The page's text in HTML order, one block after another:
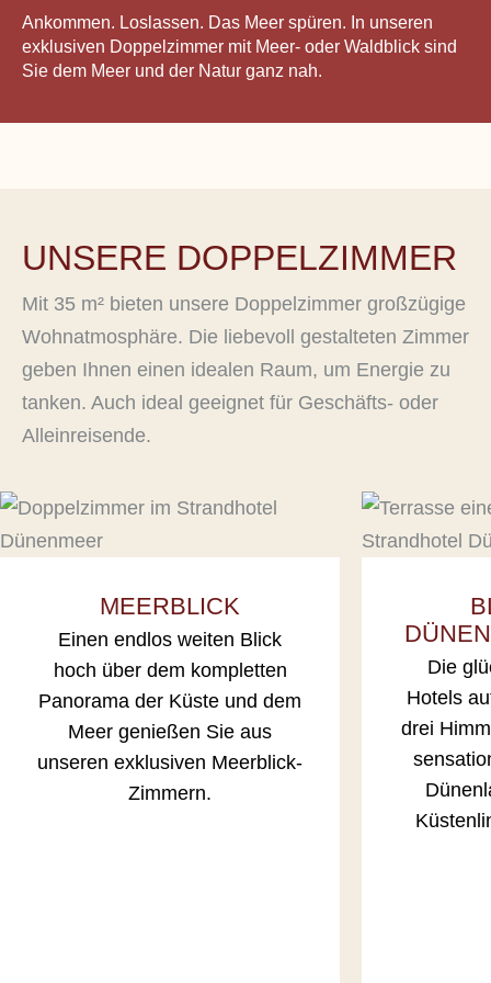
Ankommen. Loslassen. Das Meer spüren. In unseren
exklusiven Doppelzimmer mit Meer- oder Waldblick sind
Sie dem Meer und der Natur ganz nah.
UNSERE DOPPELZIMMER
Mit 35 m² bieten unsere Doppelzimmer großzügige
Wohnatmosphäre. Die liebevoll gestalteten Zimmer
geben Ihnen einen idealen Raum, um Energie zu
tanken. Auch ideal geeignet für Geschäfts- oder
Alleinreisende.
MEERBLICK
Einen endlos weiten Blick
hoch über dem kompletten
Panorama der Küste und dem
Meer genießen Sie aus
unseren exklusiven Meerblick-
Zimmern.
Die
Hotels
drei